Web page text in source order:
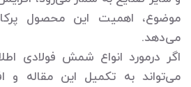
موضوع، اهمیت این محصول
می‌دهد.
اگر درمورد انواع شمش فولادی
می‌تواند به تکمیل این مقاله و